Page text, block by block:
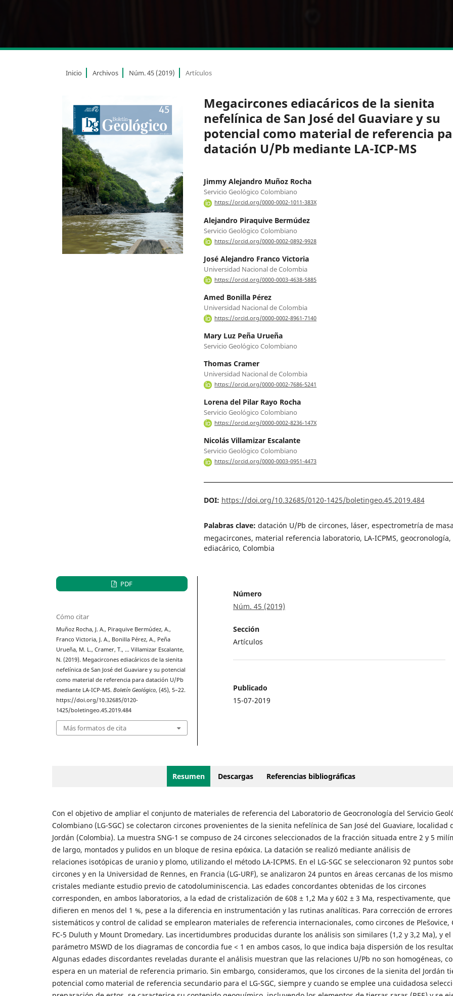
Inicio Archivos Núm. 45 (2019) Artículos
Megacircones ediacáricos de la sienita
nefelínica de San José del Guaviare y su
potencial como material de referencia
datación U/Pb mediante LA-ICP-MS
Jimmy Alejandro Muñoz Rocha
Servicio Geológico Colombiano
https://orcid.org/0000-0002-1011-383X
Alejandro Piraquive Bermúdez
Servicio Geológico Colombiano
https://orcid.org/0000-0002-0892-9928
José Alejandro Franco Victoria
Universidad Nacional de Colombia
https://orcid.org/0000-0003-4638-5885
Amed Bonilla Pérez
Universidad Nacional de Colombia
https://orcid.org/0000-0002-8961-7140
Mary Luz Peña Urueña
Servicio Geológico Colombiano
Thomas Cramer
Universidad Nacional de Colombia
https://orcid.org/0000-0002-7686-5241
Lorena del Pilar Rayo Rocha
Servicio Geológico Colombiano
https://orcid.org/0000-0002-8236-147X
Nicolás Villamizar Escalante
Servicio Geológico Colombiano
https://orcid.org/0000-0003-0951-4473
DOI: https://doi.org/10.32685/0120-1425/boletingeo.45.2019.484
Palabras clave: datación U/Pb de circones, láser, espectrometría de
megacircones, material referencia laboratorio, LA-ICPMS, geocronología,
ediacárico, Colombia
PDF
Cómo citar
Muñoz Rocha, J. A., Piraquive Bermúdez, A.,
Franco Victoria, J. A., Bonilla Pérez, A., Peña
Urueña, M. L., Cramer, T., … Villamizar Escalante,
N. (2019). Megacircones ediacáricos de la sienita
nefelínica de San José del Guaviare y su potencial
como material de referencia para datación U/Pb
mediante LA-ICP-MS.Boletín Geológico, (45), 5–22.
https://doi.org/10.32685/0120-
1425/boletingeo.45.2019.484
Más formatos de cita
Número
Núm. 45 (2019)
Sección
Artículos
Publicado
15-07-2019
Resumen Descargas Referencias bibliográficas
Con el objetivo de ampliar el conjunto de materiales de referencia del Laboratorio de Geocronología del Servicio
Colombiano (LG-SGC) se colectaron circones provenientes de la sienita nefelínica de San José del Guaviare, localidad
Jordán (Colombia). La muestra SNG-1 se compuso de 24 circones seleccionados de la fracción situada entre 2 y 5
de largo, montados y pulidos en un bloque de resina epóxica. La datación se realizó mediante análisis de
relaciones isotópicas de uranio y plomo, utilizando el método LA-ICPMS. En el LG-SGC se seleccionaron 92 puntos
circones y en la Universidad de Rennes, en Francia (LG-URF), se analizaron 24 puntos en áreas cercanas de los
cristales mediante estudio previo de catodoluminiscencia. Las edades concordantes obtenidas de los circones
corresponden, en ambos laboratorios, a la edad de cristalización de 608 ± 1,2 Ma y 602 ± 3 Ma, respectivamente, que
difieren en menos del 1 %, pese a la diferencia en instrumentación y las rutinas analíticas. Para corrección de errores
sistemáticos y control de calidad se emplearon materiales de referencia internacionales, como circones de Plešovice,
FC-5 Duluth y Mount Dromedary. Las incertidumbres producidas durante los análisis son similares (1,2 y 3,2 Ma), y el
parámetro MSWD de los diagramas de concordia fue < 1 en ambos casos, lo que indica baja dispersión de los
Algunas edades discordantes reveladas durante el análisis muestran que las relaciones U/Pb no son homogéneas,
espera en un material de referencia primario. Sin embargo, consideramos, que los circones de la sienita del Jordán
potencial como material de referencia secundario para el LG-SGC, siempre y cuando se emplee una cuidadosa